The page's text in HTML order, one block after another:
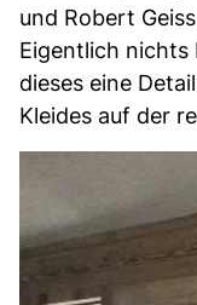
und Robert
Eigentlich nichts
dieses eine
Kleides auf der